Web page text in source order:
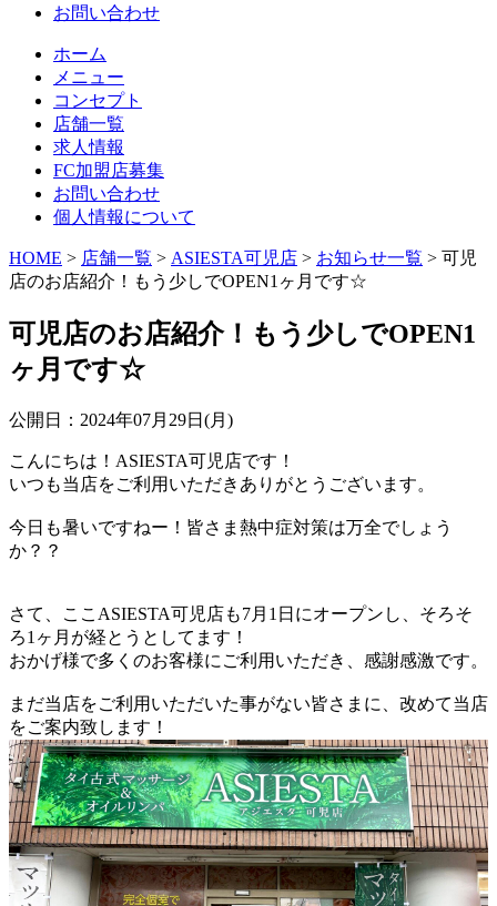
お問い合わせ
ホーム
メニュー
コンセプト
店舗一覧
求人情報
FC加盟店募集
お問い合わせ
個人情報について
HOME > 店舗一覧 > ASIESTA可児店 > お知らせ一覧 > 可児
店のお店紹介！もう少しでOPEN1ヶ月です☆
可児店のお店紹介！もう少しでOPEN1
ヶ月です☆
公開日： 2024年07月29日(月)
こんにちは！ASIESTA可児店です！
いつも当店をご利用いただきありがとうございます。
今日も暑いですねー！皆さま熱中症対策は万全でしょう
か？？
さて、ここASIESTA可児店も7月1日にオープンし、そろそ
ろ1ヶ月が経とうとしてます！
おかげ様で多くのお客様にご利用いただき、感謝感激です。
まだ当店をご利用いただいた事がない皆さまに、改めて当店
をご案内致します！